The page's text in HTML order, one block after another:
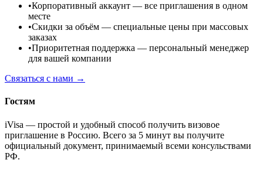
•Корпоративный аккаунт — все приглашения в одном
месте
•Скидки за объём — специальные цены при массовых
заказах
•Приоритетная поддержка — персональный менеджер
для вашей компании
Связаться с нами →
Гостям
iVisa — простой и удобный способ получить визовое
приглашение в Россию. Всего за 5 минут вы получите
официальный документ, принимаемый всеми консульствами
РФ.